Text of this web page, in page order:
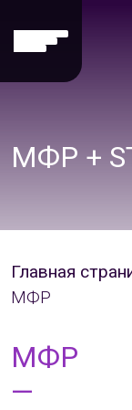
МФР +
Главная
МФР
МФР
—